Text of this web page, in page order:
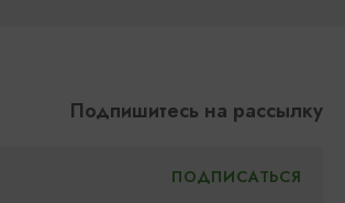
Подпишитесь на рассылку